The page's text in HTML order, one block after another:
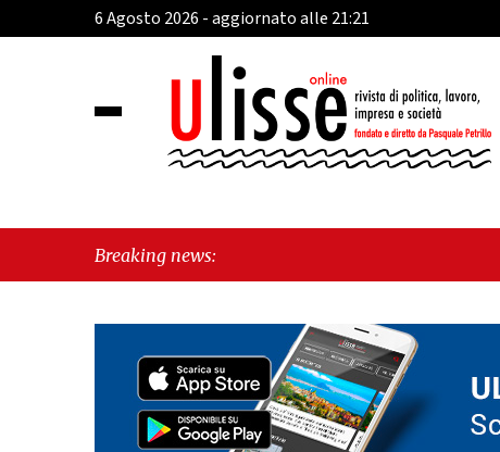
6 Agosto 2026 - aggiornato alle 21:21
Breaking news: